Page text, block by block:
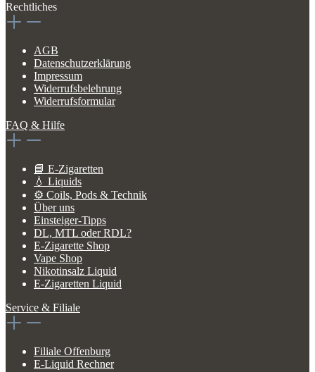
Rechtliches
AGB
Datenschutzerklärung
Impressum
Widerrufsbelehrung
Widerrufsformular
FAQ & Hilfe
📘 E-Zigaretten
💧 Liquids
⚙️ Coils, Pods & Technik
Über uns
Einsteiger-Tipps
DL, MTL oder RDL?
E-Zigarette Shop
Vape Shop
Nikotinsalz Liquid
E-Zigaretten Liquid
Service & Filiale
Filiale Offenburg
E-Liquid Rechner